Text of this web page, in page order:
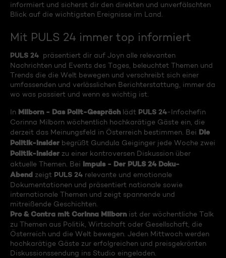
informiert und sicherst dir den direkten und unverfälschten
Blick auf die wichtigsten Ereignisse im Land.
Mit PULS 24 immer top informiert
PULS 24 präsentiert dir auf Joyn alle relevanten
Nachrichten und Events des Tages, beleuchtet Themen und
Trends die die Welt bewegen und verschreibt sich einer
umfassenden und verlässlichen Berichterstattung, immer da
wo was passiert und wenn es wichtig ist.
In Milborn - Das Polit-Gesprächlädt PULS 24-Infochefin
Corinna Milborn wöchentlich hochkarätige Gäste ein, die
derzeit das Meinungsfeld in Österreich bestimmen. Bei Die
Politik-Insider begrüßt Gundula Geiginger jede Woche zwei
Politik-Insider zu einer kontroversen Diskussion über
aktuelle Themen. Bei Impuls - Der PULS 24 Doku-
Abend zeigt PULS 24 relevante und emotionale
Dokumentationen und präsentiert nationale sowie
internationale Themen und zeigt spannende und
mitreißende Geschichten.
Pro & Contra mit Corinna Milbornist der wöchentliche Talk
zu Themen aus Politik, Wirtschaft oder Gesellschaft, die
Österreich und die Welt bewegen. Jeden Mittwoch werden
hochkarätige Gäste zur erfolgreichen und preisgekrönten
Diskussionssendung ins Studio eingeladen.